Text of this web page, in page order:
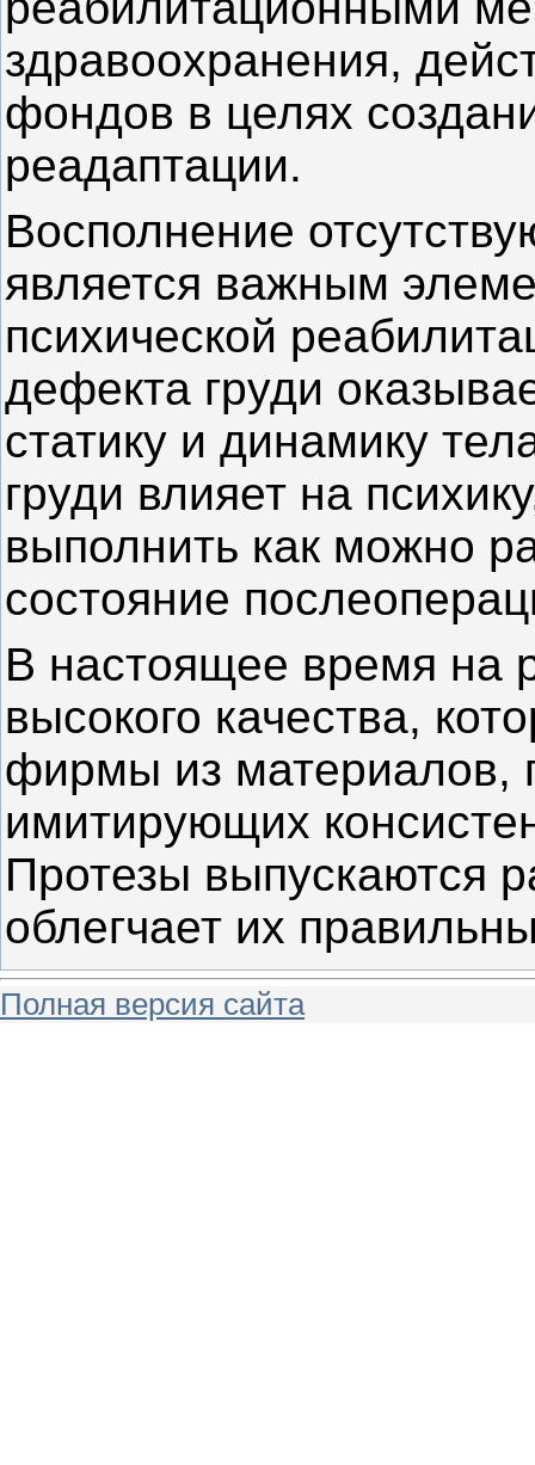
здравоохранения,
фондов в целях
реадаптации.
Восполнение
является важным
психической
дефекта груди
статику и динамику
груди влияет на
выполнить как можно
состояние
В настоящее время на
высокого качества,
фирмы из материалов,
имитирующих
Протезы выпускаются
облегчает их
Полная версия сайта